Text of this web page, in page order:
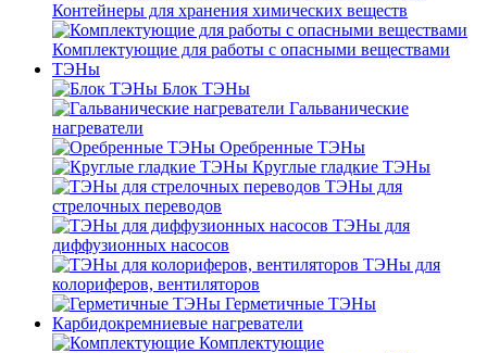
Контейнеры для хранения химических веществ
Комплектующие для работы с опасными веществами
ТЭНы
Блок ТЭНы
Гальванические
нагреватели
Оребренные ТЭНы
Круглые гладкие ТЭНы
ТЭНы для
стрелочных переводов
ТЭНы для
диффузионных насосов
ТЭНы для
колориферов, вентиляторов
Герметичные ТЭНы
Карбидокремниевые нагреватели
Комплектующие